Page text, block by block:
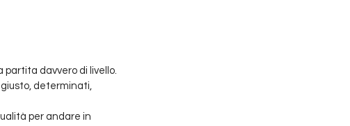
davvero di livello.
determinati,
per andare in